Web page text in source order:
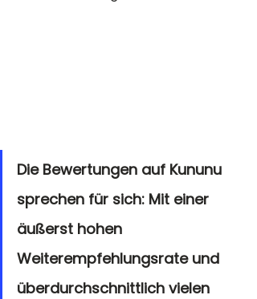
Die Bewertungen auf Kununu
sprechen für sich: Mit einer
äußerst hohen
Weiterempfehlungsrate und
überdurchschnittlich vielen